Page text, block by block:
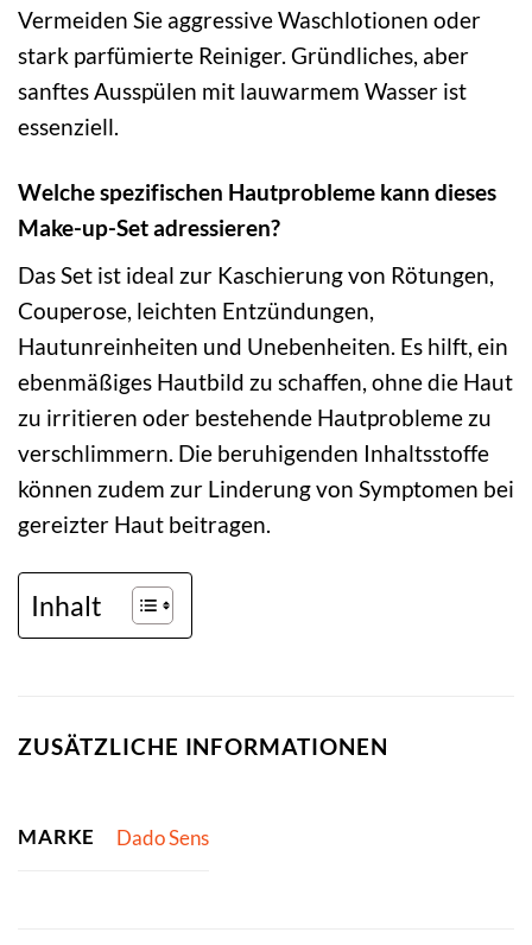
Vermeiden Sie aggressive Waschlotionen oder
stark parfümierte Reiniger. Gründliches, aber
sanftes Ausspülen mit lauwarmem Wasser ist
essenziell.
Welche spezifischen Hautprobleme kann dieses
Make-up-Set adressieren?
Das Set ist ideal zur Kaschierung von Rötungen,
Couperose, leichten Entzündungen,
Hautunreinheiten und Unebenheiten. Es hilft, ein
ebenmäßiges Hautbild zu schaffen, ohne die Haut
zu irritieren oder bestehende Hautprobleme zu
verschlimmern. Die beruhigenden Inhaltsstoffe
können zudem zur Linderung von Symptomen bei
gereizter Haut beitragen.
Inhalt
ZUSÄTZLICHE INFORMATIONEN
MARKE Dado Sens